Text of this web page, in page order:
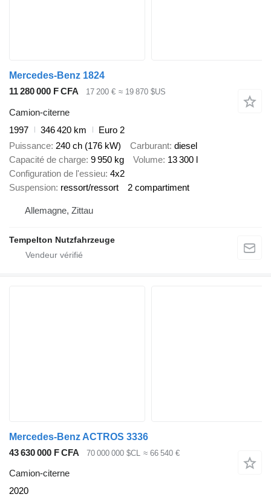
Mercedes-Benz 1824
11 280 000 F CFA
17 200 € ≈ 19 870 $US
Camion-citerne
1997
346 420 km
Euro 2
Puissance 240 ch (176 kW) Carburant diesel
Capacité de charge 9 950 kg Volume 13 300 l
Configuration de l'essieu 4x2
Suspension ressort/ressort 2 compartiment
Allemagne, Zittau
Tempelton Nutzfahrzeuge
Mercedes-Benz ACTROS 3336
43 630 000 F CFA
70 000 000 $CL ≈ 66 540 €
Camion-citerne
2020